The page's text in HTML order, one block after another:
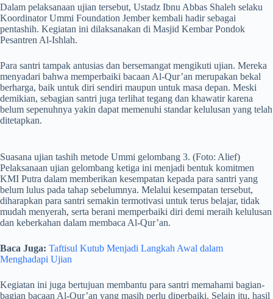
Dalam pelaksanaan ujian tersebut, Ustadz Ibnu Abbas Shaleh selaku
Koordinator Ummi Foundation Jember kembali hadir sebagai
pentashih. Kegiatan ini dilaksanakan di Masjid Kembar Pondok
Pesantren Al-Ishlah.
Para santri tampak antusias dan bersemangat mengikuti ujian. Mereka
menyadari bahwa memperbaiki bacaan Al-Qur’an merupakan bekal
berharga, baik untuk diri sendiri maupun untuk masa depan. Meski
demikian, sebagian santri juga terlihat tegang dan khawatir karena
belum sepenuhnya yakin dapat memenuhi standar kelulusan yang telah
ditetapkan.
Suasana ujian tashih metode Ummi gelombang 3. (Foto: Alief)
Pelaksanaan ujian gelombang ketiga ini menjadi bentuk komitmen
KMI Putra dalam memberikan kesempatan kepada para santri yang
belum lulus pada tahap sebelumnya. Melalui kesempatan tersebut,
diharapkan para santri semakin termotivasi untuk terus belajar, tidak
mudah menyerah, serta berani memperbaiki diri demi meraih kelulusan
dan keberkahan dalam membaca Al-Qur’an.
Baca Juga: Taftisul Kutub Menjadi Langkah Awal dalam
Menghadapi Ujian
Kegiatan ini juga bertujuan membantu para santri memahami bagian-
bagian bacaan Al-Qur’an yang masih perlu diperbaiki. Selain itu, hasil